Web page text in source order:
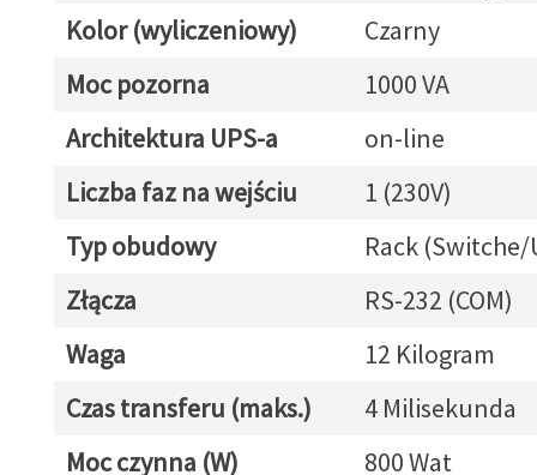
Kolor (wyliczeniowy)
Czarny
Moc pozorna
1000 VA
Architektura UPS-a
on-line
Liczba faz na wejściu
1 (230V)
Typ obudowy
Rack (Switche/
Złącza
RS-232 (COM)
Waga
12 Kilogram
Czas transferu (maks.)
4 Milisekunda
Moc czynna (W)
800 Wat